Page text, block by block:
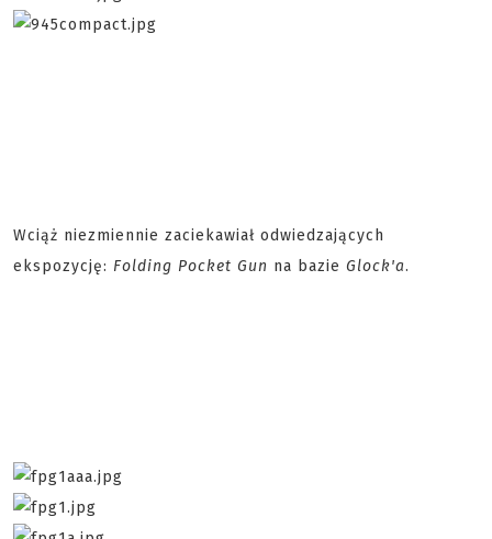
Wciąż niezmiennie zaciekawiał odwiedzających
ekspozycję: Folding Pocket Gun na bazie Glock'a.